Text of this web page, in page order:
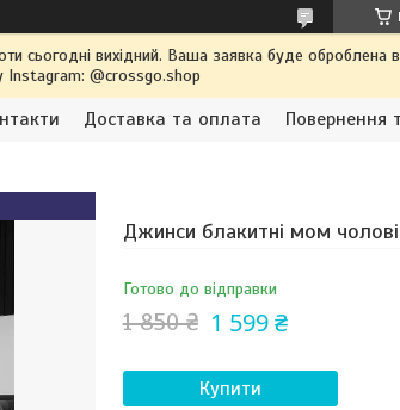
сьогодні вихідний. Ваша заявка буде
Instagram: @crossgo.shop
Доставка та оплата Повернення
Джинси блакитні мом
Готово до відправки
1 850 ₴ 1 599 ₴
Купити